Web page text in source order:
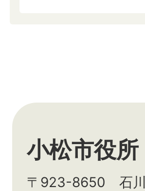
小松市役所
〒923-8650 石川